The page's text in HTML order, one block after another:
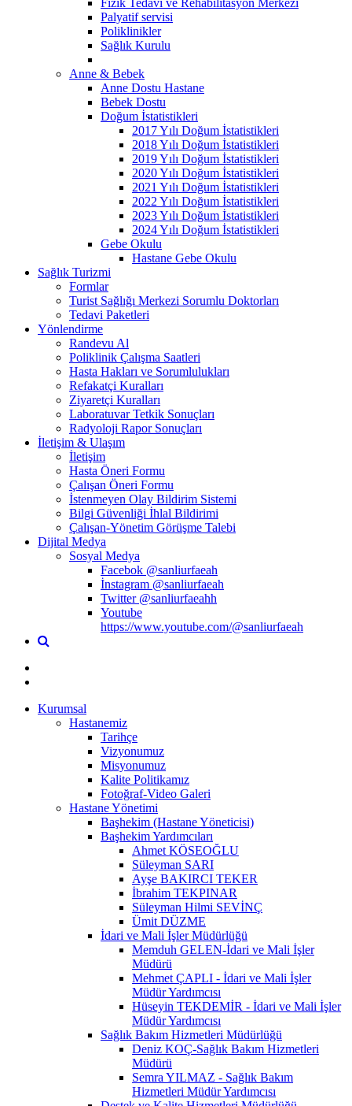
Palyatif servisi
Poliklinikler
Sağlık Kurulu
Anne & Bebek
Anne Dostu Hastane
Bebek Dostu
Doğum İstatistikleri
2017 Yılı Doğum İstatistikleri
2018 Yılı Doğum İstatistikleri
2019 Yılı Doğum İstatistikleri
2020 Yılı Doğum İstatistikleri
2021 Yılı Doğum İstatistikleri
2022 Yılı Doğum İstatistikleri
2023 Yılı Doğum İstatistikleri
2024 Yılı Doğum İstatistikleri
Gebe Okulu
Hastane Gebe Okulu
Sağlık Turizmi
Formlar
Turist Sağlığı Merkezi Sorumlu Doktorları
Tedavi Paketleri
Yönlendirme
Randevu Al
Poliklinik Çalışma Saatleri
Hasta Hakları ve Sorumlulukları
Refakatçi Kuralları
Ziyaretçi Kuralları
Laboratuvar Tetkik Sonuçları
Radyoloji Rapor Sonuçları
İletişim & Ulaşım
İletişim
Hasta Öneri Formu
Çalışan Öneri Formu
İstenmeyen Olay Bildirim Sistemi
Bilgi Güvenliği İhlal Bildirimi
Çalışan-Yönetim Görüşme Talebi
Dijital Medya
Sosyal Medya
Facebok @sanliurfaeah
İnstagram @sanliurfaeah
Twitter @sanliurfaeahh
Youtube
https://www.youtube.com/@sanliurfaeah
Kurumsal
Hastanemiz
Tarihçe
Vizyonumuz
Misyonumuz
Kalite Politikamız
Fotoğraf-Video Galeri
Hastane Yönetimi
Başhekim (Hastane Yöneticisi)
Başhekim Yardımcıları
Ahmet KÖSEOĞLU
Süleyman SARI
Ayşe BAKIRCI TEKER
İbrahim TEKPINAR
Süleyman Hilmi SEVİNÇ
Ümit DÜZME
İdari ve Mali İşler Müdürlüğü
Memduh GELEN-İdari ve Mali İşler
Müdürü
Mehmet ÇAPLI - İdari ve Mali İşler
Müdür Yardımcısı
Hüseyin TEKDEMİR - İdari ve Mali İşler
Müdür Yardımcısı
Sağlık Bakım Hizmetleri Müdürlüğü
Deniz KOÇ-Sağlık Bakım Hizmetleri
Müdürü
Semra YILMAZ - Sağlık Bakım
Hizmetleri Müdür Yardımcısı